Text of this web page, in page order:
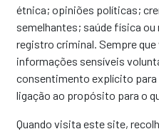
étnica; opiniões políticas;
semelhantes; saúde física
registro criminal. Sempre
informações sensíveis
consentimento explícito
ligação ao propósito para o
Quando visita este site,